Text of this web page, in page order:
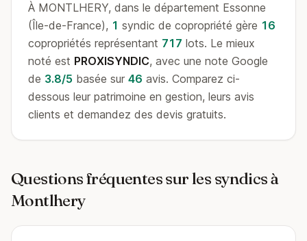
À MONTLHERY, dans le département Essonne
(Île-de-France), 1 syndic de copropriété gère 16
copropriétés représentant 717 lots. Le mieux
noté est PROXISYNDIC, avec une note Google
de 3.8/5 basée sur 46 avis. Comparez ci-
dessous leur patrimoine en gestion, leurs avis
clients et demandez des devis gratuits.
Questions fréquentes sur les syndics à
Montlhery